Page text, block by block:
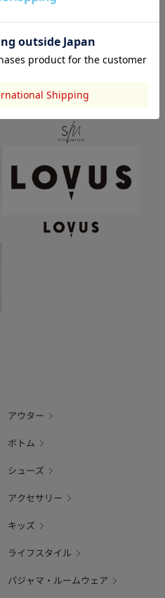
アウター
ボトム
シューズ
アクセサリー
キッズ
ライフスタイル
パジャマ・ルームウェア